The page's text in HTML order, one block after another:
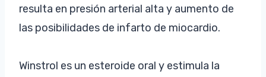
resulta en presión arterial alta y aumento de
las posibilidades de infarto de miocardio.
Winstrol es un esteroide oral y estimula la